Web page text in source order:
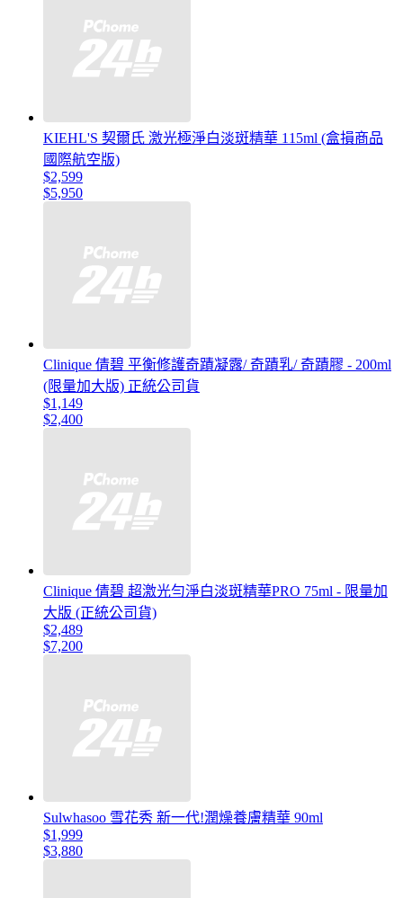
KIEHL'S 契爾氏 激光極淨白淡斑精華 115ml (盒損商品
國際航空版)
$2,599
$5,950
Clinique 倩碧 平衡修護奇蹟凝露/ 奇蹟乳/ 奇蹟膠 - 200ml
(限量加大版) 正統公司貨
$1,149
$2,400
Clinique 倩碧 超激光勻淨白淡斑精華PRO 75ml - 限量加
大版 (正統公司貨)
$2,489
$7,200
Sulwhasoo 雪花秀 新一代!潤燥養膚精華 90ml
$1,999
$3,880